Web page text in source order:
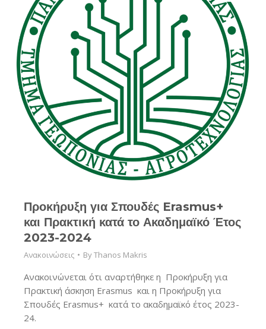
Προκήρυξη για Σπουδές Erasmus+
και Πρακτική κατά το Ακαδημαϊκό Έτος
2023-2024
Ανακοινώσεις ByThanos Makris
Ανακοινώνεται ότι αναρτήθηκε η Προκήρυξη για
Πρακτική άσκηση Erasmus και η Προκήρυξη για
Σπουδές Erasmus+ κατά το ακαδημαϊκό έτος 2023-
24.